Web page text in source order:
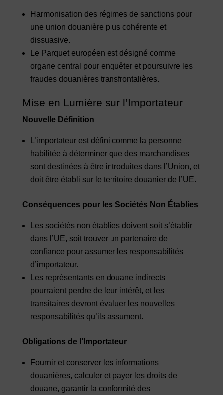
Harmonisation des régimes de sanctions pour
une union douanière plus cohérente et
dissuasive.
Le Parquet européen est désigné comme
organe central pour enquêter et poursuivre les
fraudes douanières transfrontalières.
Mise en Lumière sur l’Importateur
Nouvelle Définition
L’importateur est défini comme la personne
habilitée à déterminer que des marchandises
sont destinées à être introduites dans l’Union, et
doit être établi sur le territoire douanier de l’UE.
Conséquences pour les Sociétés Non Établies
Les sociétés non établies doivent soit s’établir
dans l’UE, soit trouver un partenaire de
confiance pour assumer les responsabilités
d’importateur.
Les représentants en douane indirects
pourraient perdre de leur intérêt, et les
transitaires devront évaluer les nouvelles
responsabilités qu’ils assument.
Obligations de l’Importateur
Fournir et conserver les informations
douanières, calculer et payer les droits de
douane, garantir la conformité des